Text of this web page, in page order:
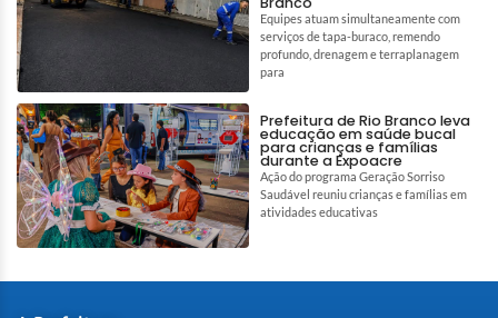
Equipes atuam simultaneamente com
serviços de tapa-buraco, remendo
profundo, drenagem e terraplanagem
para
Prefeitura de Rio Branco leva
educação em saúde bucal
para crianças e famílias
durante a Expoacre
Ação do programa Geração Sorriso
Saudável reuniu crianças e famílias em
atividades educativas